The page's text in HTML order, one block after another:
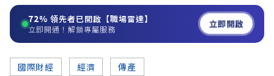
72% 領先者已開啟【職場雷達】
立即開通！解鎖專屬服務 立即開啟
國際財經 經濟 傳產